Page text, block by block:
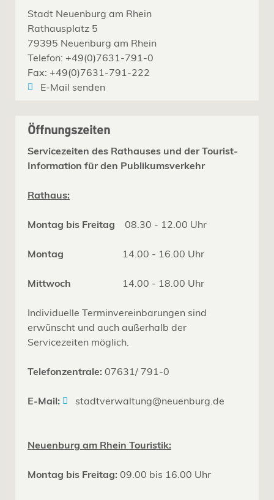
Stadt Neuenburg am Rhein
Rathausplatz 5
79395 Neuenburg am Rhein
Telefon: +49(0)7631-791-0
Fax: +49(0)7631-791-222
E-Mail senden
Öffnungszeiten
Servicezeiten des Rathauses und der Tourist-
Information für den Publikumsverkehr
Rathaus:
Montag bis Freitag 08.30 - 12.00 Uhr
Montag 14.00 - 16.00 Uhr
Mittwoch 14.00 - 18.00 Uhr
Individuelle Terminvereinbarungen sind
erwünscht und auch außerhalb der
Servicezeiten möglich.
Telefonzentrale: 07631/ 791-0
E-Mail: stadtverwaltung@neuenburg.de
Neuenburg am Rhein Touristik:
Montag bis Freitag: 09.00 bis 16.00 Uhr